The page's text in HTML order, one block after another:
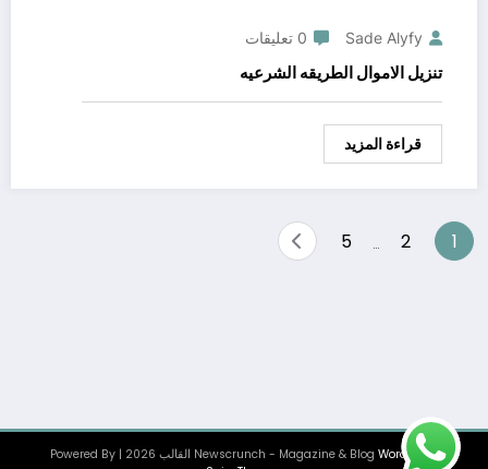
Sade Alyfy 0 تعليقات
تنزيل الاموال الطريقه الشرعيه
قراءة المزيد
Posts
1
2
5
Newscrunch - Magazine & Blog WordPress
القالب 2026 | Powered By